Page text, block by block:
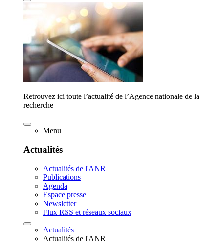
Retrouvez ici toute l’actualité de l’Agence nationale de la
recherche
Menu
Actualités
Actualités de l'ANR
Publications
Agenda
Espace presse
Newsletter
Flux RSS et réseaux sociaux
Actualités
Actualités de l'ANR